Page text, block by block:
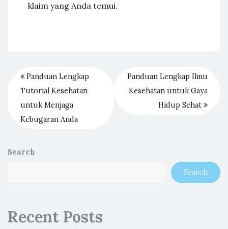
klaim yang Anda temui.
Panduan Lengkap
Tutorial Kesehatan
untuk Menjaga
Kebugaran Anda
Panduan Lengkap Ilmu
Kesehatan untuk Gaya
Hidup Sehat
Search
Search
Recent Posts